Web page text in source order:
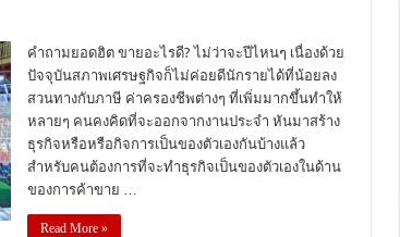
คำถามยอดฮิต ขายอะไรดี? ไม่ว่าจะปีไหนๆ เนื่องด้วย
ปัจจุบันสภาพเศรษฐกิจก็ไม่ค่อยดีนักรายได้ที่น้อยลง
สวนทางกับภาษี ค่าครองชีพต่างๆ ที่เพิ่มมากขึ้นทำให้
หลายๆ คนคงคิดที่จะออกจากงานประจำ หันมาสร้าง
ธุรกิจหรือหรือกิจการเป็นของตัวเองกันบ้างแล้ว
สำหรับคนต้องการที่จะทำธุรกิจเป็นของตัวเองในด้าน
ของการค้าขาย …
Read More »